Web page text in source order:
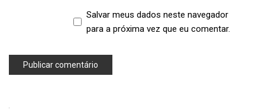
Salvar meus dados neste navegador
para a próxima vez que eu comentar.